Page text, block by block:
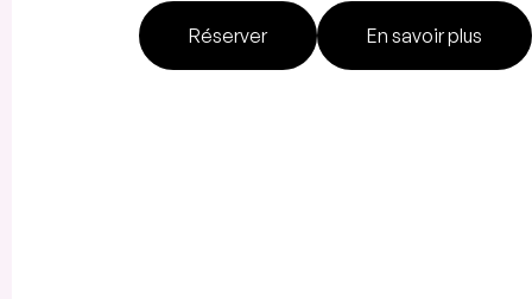
Réserver En savoir plus